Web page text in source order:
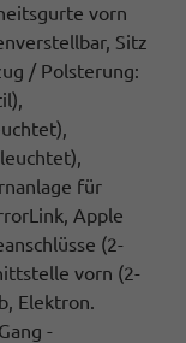
vorn
Sitz
/ Polsterung:
für
Apple
(2-
vorn (2-
Elektron.
-